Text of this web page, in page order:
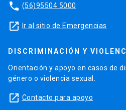
phone (56)95504 5000
launch Ir al sitio de Emergencias
DISCRIMINACIÓN Y
Orientación y apoyo en casos de
género o violencia sexual.
launch Contacto para apoyo